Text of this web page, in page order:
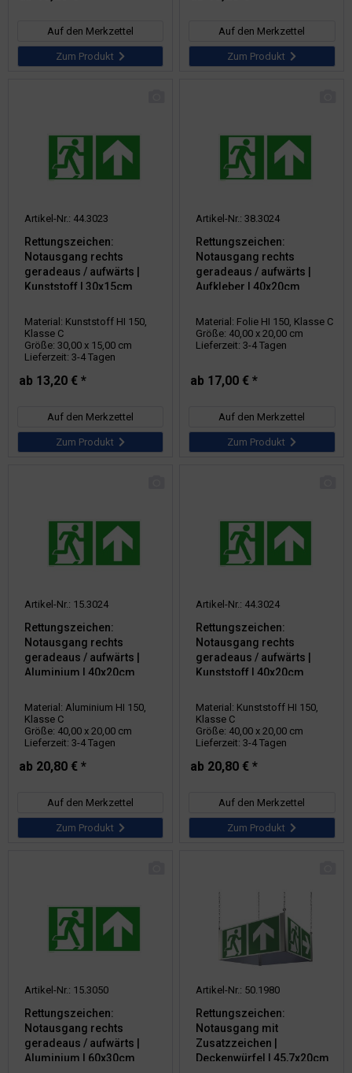
Auf den Merkzettel
Zum Produkt
Auf den Merkzettel
Zum Produkt
Artikel-Nr.: 44.3023
Rettungszeichen:
Notausgang rechts
geradeaus / aufwärts |
Kunststoff | 30x15cm
Material: Kunststoff HI 150,
Klasse C
Größe: 30,00 x 15,00 cm
Lieferzeit: 3-4 Tagen
ab 13,20 € *
Auf den Merkzettel
Zum Produkt
Artikel-Nr.: 38.3024
Rettungszeichen:
Notausgang rechts
geradeaus / aufwärts |
Aufkleber | 40x20cm
Material: Folie HI 150, Klasse C
Größe: 40,00 x 20,00 cm
Lieferzeit: 3-4 Tagen
ab 17,00 € *
Auf den Merkzettel
Zum Produkt
Artikel-Nr.: 15.3024
Rettungszeichen:
Notausgang rechts
geradeaus / aufwärts |
Aluminium | 40x20cm
Material: Aluminium HI 150,
Klasse C
Größe: 40,00 x 20,00 cm
Lieferzeit: 3-4 Tagen
ab 20,80 € *
Auf den Merkzettel
Zum Produkt
Artikel-Nr.: 44.3024
Rettungszeichen:
Notausgang rechts
geradeaus / aufwärts |
Kunststoff | 40x20cm
Material: Kunststoff HI 150,
Klasse C
Größe: 40,00 x 20,00 cm
Lieferzeit: 3-4 Tagen
ab 20,80 € *
Auf den Merkzettel
Zum Produkt
Artikel-Nr.: 15.3050
Rettungszeichen:
Notausgang rechts
geradeaus / aufwärts |
Aluminium | 60x30cm
Artikel-Nr.: 50.1980
Rettungszeichen:
Notausgang mit
Zusatzzeichen |
Deckenwürfel | 45,7x20cm